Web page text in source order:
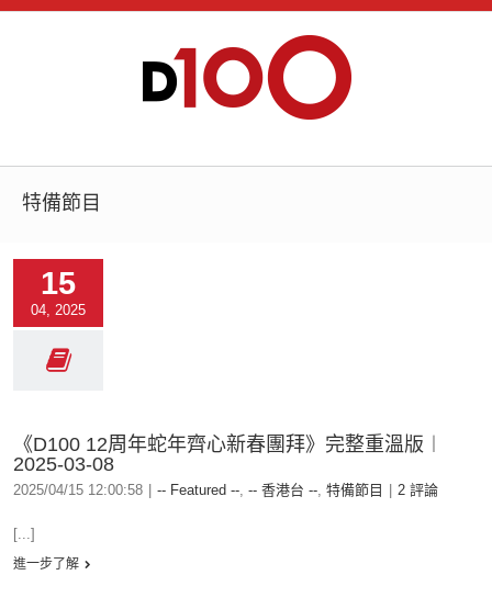
特備節目
15
04, 2025
《D100 12周年蛇年齊心新春團拜》完整重溫版︱
2025-03-08
2025/04/15 12:00:58 -- Featured --, -- 香港台 --, 特備節目 2 評論
[...]
進一步了解